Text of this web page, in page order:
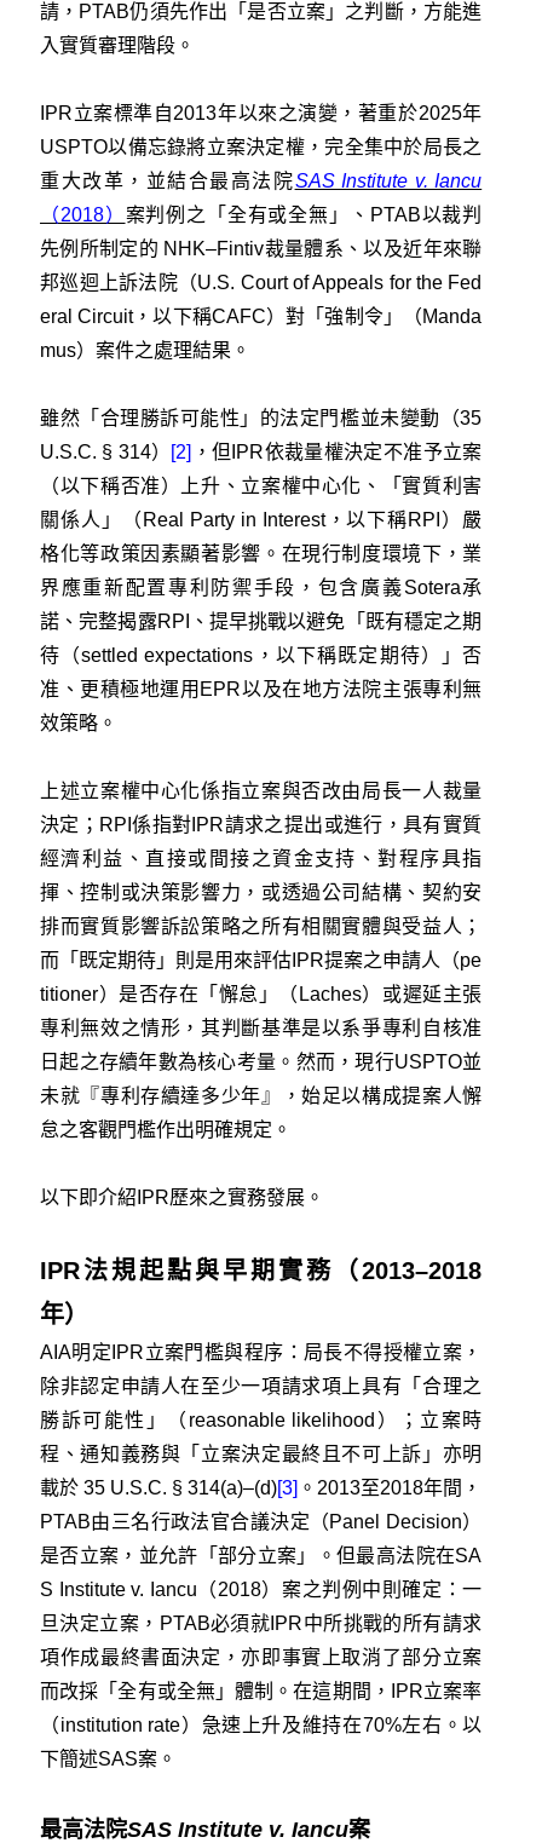
請，PTAB仍須先作出「是否立案」之判斷，方能進
入實質審理階段。
IPR立案標準自2013年以來之演變，著重於2025年
USPTO以備忘錄將立案決定權，完全集中於局長之
重大改革，並結合最高法院SAS Institute v. Iancu
（2018） 案判例之「全有或全無」、PTAB以裁判
先例所制定的 NHK–Fintiv裁量體系、以及近年來聯
邦巡迴上訴法院（U.S. Court of Appeals for the Fed
eral Circuit，以下稱CAFC）對「強制令」（Manda
mus）案件之處理結果。
雖然「合理勝訴可能性」的法定門檻並未變動（35
U.S.C. § 314） [2] ，但IPR依裁量權決定不准予立案
（以下稱否准）上升、立案權中心化、「實質利害
關係人」（Real Party in Interest，以下稱RPI）嚴
格化等政策因素顯著影響。在現行制度環境下，業
界應重新配置專利防禦手段，包含廣義Sotera承
諾、完整揭露RPI、提早挑戰以避免「既有穩定之期
待（settled expectations，以下稱既定期待）」否
准、更積極地運用EPR以及在地方法院主張專利無
效策略。
上述立案權中心化係指立案與否改由局長一人裁量
決定；RPI係指對IPR請求之提出或進行，具有實質
經濟利益、直接或間接之資金支持、對程序具指
揮、控制或決策影響力，或透過公司結構、契約安
排而實質影響訴訟策略之所有相關實體與受益人；
而「既定期待」則是用來評估IPR提案之申請人（pe
titioner）是否存在「懈怠」（Laches）或遲延主張
專利無效之情形，其判斷基準是以系爭專利自核准
日起之存續年數為核心考量。然而，現行USPTO並
未就『專利存續達多少年』，始足以構成提案人懈
怠之客觀門檻作出明確規定。
以下即介紹IPR歷來之實務發展。
IPR法規起點與早期實務（2013–2018
年）
AIA明定IPR立案門檻與程序：局長不得授權立案，
除非認定申請人在至少一項請求項上具有「合理之
勝訴可能性」（reasonable likelihood）；立案時
程、通知義務與「立案決定最終且不可上訴」亦明
載於 35 U.S.C. § 314(a)–(d)[3] 。2013至2018年間，
PTAB由三名行政法官合議決定（Panel Decision）
是否立案，並允許「部分立案」。但最高法院在SA
S Institute v. Iancu（2018）案之判例中則確定：一
旦決定立案，PTAB必須就IPR中所挑戰的所有請求
項作成最終書面決定，亦即事實上取消了部分立案
而改採「全有或全無」體制。在這期間，IPR立案率
（institution rate）急速上升及維持在70%左右。以
下簡述SAS案。
最高法院SAS Institute v. Iancu案